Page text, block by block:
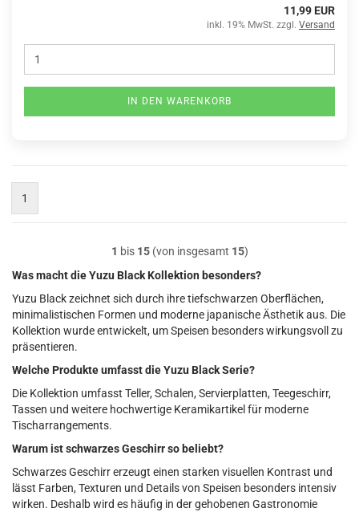
11,99 EUR
inkl. 19% MwSt. zzgl. Versand
IN DEN WARENKORB
1
1 bis 15(von insgesamt 15)
Was macht die Yuzu Black Kollektion besonders?
Yuzu Black zeichnet sich durch ihre tiefschwarzen Oberflächen,
minimalistischen Formen und moderne japanische Ästhetik aus. Die
Kollektion wurde entwickelt, um Speisen besonders wirkungsvoll zu
präsentieren.
Welche Produkte umfasst die Yuzu Black Serie?
Die Kollektion umfasst Teller, Schalen, Servierplatten, Teegeschirr,
Tassen und weitere hochwertige Keramikartikel für moderne
Tischarrangements.
Warum ist schwarzes Geschirr so beliebt?
Schwarzes Geschirr erzeugt einen starken visuellen Kontrast und
lässt Farben, Texturen und Details von Speisen besonders intensiv
wirken. Deshalb wird es häufig in der gehobenen Gastronomie